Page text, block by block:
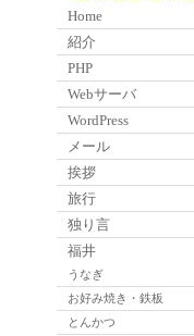
Home
紹介
PHP
Webサーバ
WordPress
メール
挨拶
旅行
独り言
福井
うなぎ
お好み焼き・鉄板
とんかつ